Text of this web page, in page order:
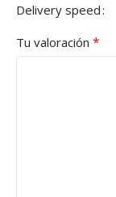
Delivery speed
Tu valoración *